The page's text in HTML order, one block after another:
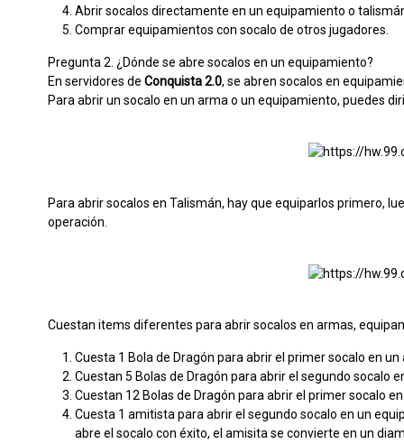
Abrir socalos directamente en un equipamiento o
Comprar equipamientos con socalo de otros jugadores.
Pregunta 2. ¿Dónde se abre socalos en un equipamiento?
En servidores de Conquista 2.0, se abren socalos en
Para abrir un socalo en un arma o un equipamiento, puedes
Para abrir socalos en Talismán, hay que equiparlos primero,
operación.
Cuestan items diferentes para abrir socalos en armas,
Cuesta 1 Bola de Dragón para abrir el primer socalo en un
Cuestan 5 Bolas de Dragón para abrir el segundo socalo
Cuestan 12 Bolas de Dragón para abrir el primer socalo
Cuesta 1 amitista para abrir el segundo socalo en un
abre el socalo con éxito, el amisita se convierte en un